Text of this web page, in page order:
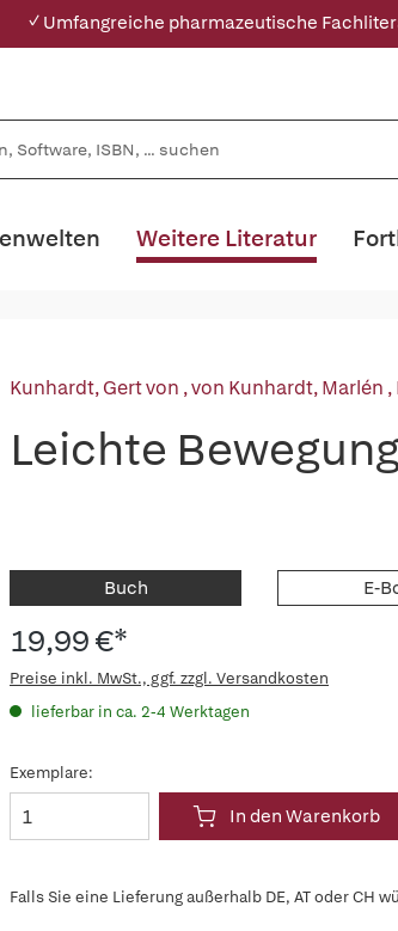
✓ Umfangreiche pharmazeutische
Weitere Literatur
Kunhardt, Gert von ,von Kunhardt, Marlén ,
Leichte
Buch E-
19,99 €*
Preise inkl. MwSt., ggf. zzgl. Versandkosten
lieferbar in ca. 2-4 Werktagen
Exemplare:
In den Warenkorb
Falls Sie eine Lieferung außerhalb DE, AT oder CH